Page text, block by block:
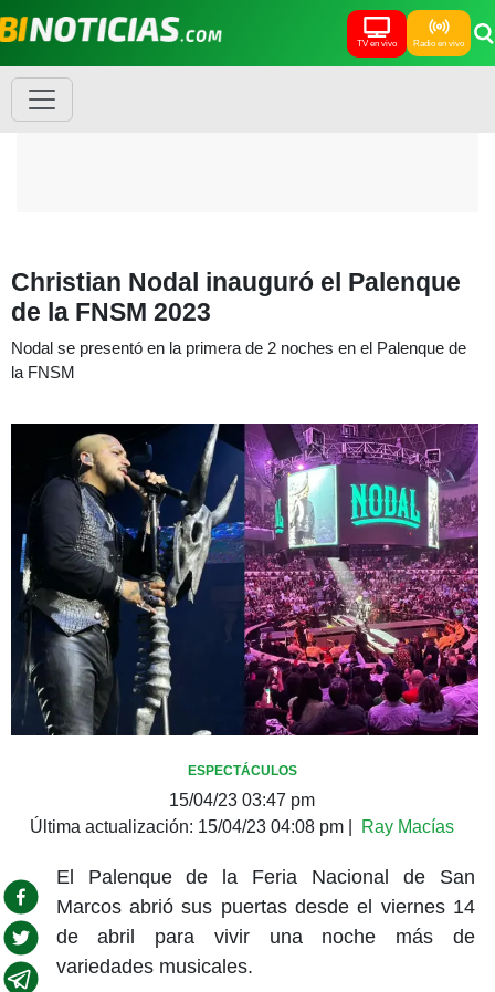
TV en vivo Radio en vivo
Christian Nodal inauguró el Palenque
de la FNSM 2023
Nodal se presentó en la primera de 2 noches en el Palenque de
la FNSM
ESPECTÁCULOS
15/04/23 03:47 pm
Última actualización: 15/04/23 04:08 pm Ray Macías
El Palenque de la Feria Nacional de San
Marcos abrió sus puertas desde el viernes 14
de abril para vivir una noche más de
variedades musicales.